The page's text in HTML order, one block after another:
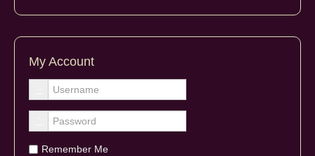
My Account
Remember Me